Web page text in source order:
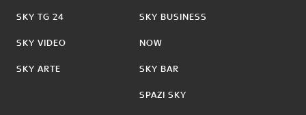
SKY TG 24
SKY VIDEO
SKY ARTE
SKY BUSINESS
NOW
SKY BAR
SPAZI SKY